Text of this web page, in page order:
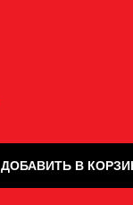
ДОБАВИТЬ В